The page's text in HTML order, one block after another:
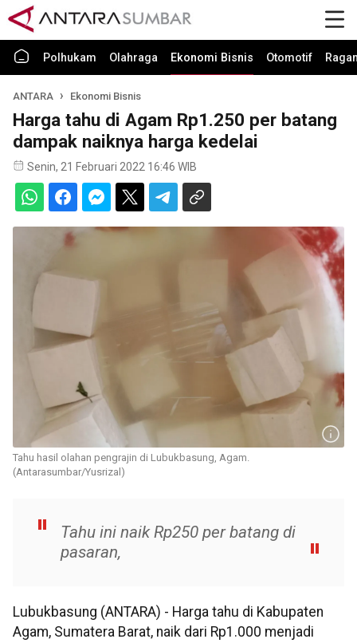
Polhukam Olahraga Ekonomi Bisnis Otomotif
ANTARA Ekonomi Bisnis
Harga tahu di Agam Rp1.250 per batang
dampak naiknya harga kedelai
Senin, 21 Februari 2022 16:46 WIB
Tahu hasil olahan pengrajin di Lubukbasung, Agam.
(Antarasumbar/Yusrizal)
Tahu ini naik Rp250 per batang di
pasaran,
Lubukbasung (ANTARA) - Harga tahu di Kabupaten
Agam, Sumatera Barat, naik dari Rp1.000 menjadi